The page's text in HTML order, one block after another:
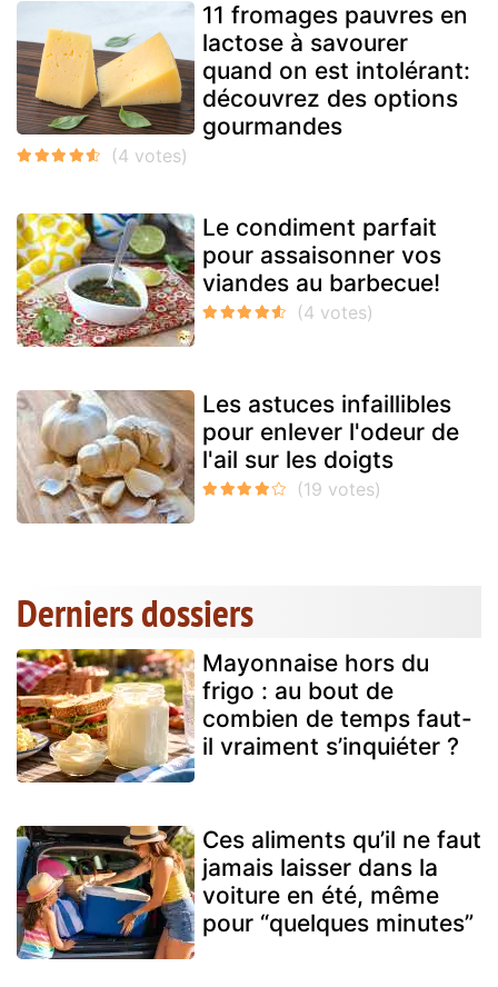
11 fromages pauvres en
lactose à savourer
quand on est intolérant:
découvrez des options
gourmandes
Le condiment parfait
pour assaisonner vos
viandes au barbecue!
Les astuces infaillibles
pour enlever l'odeur de
l'ail sur les doigts
Derniers dossiers
Mayonnaise hors du
frigo : au bout de
combien de temps faut-
il vraiment s’inquiéter ?
Ces aliments qu’il ne faut
jamais laisser dans la
voiture en été, même
pour “quelques minutes”